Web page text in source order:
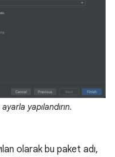
yapılandırın.
olarak bu paket adı,